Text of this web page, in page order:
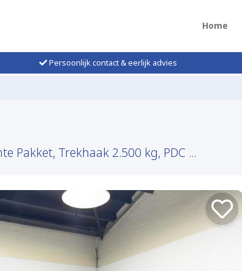
Home
Persoonlijk contact & eerlijk advies
Pakket, Trekhaak 2.500 kg, PDC ...